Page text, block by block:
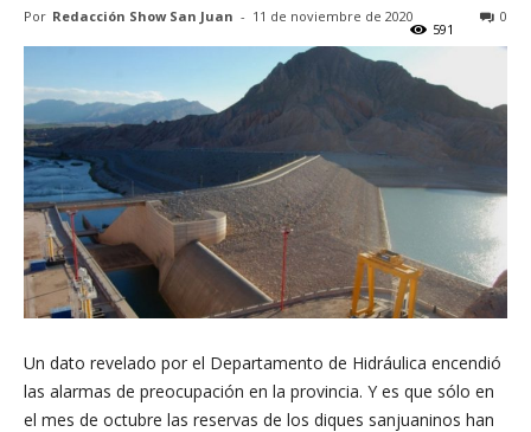
Por Redacción Show San Juan - 11 de noviembre de 2020 0
591
Un dato revelado por el Departamento de Hidráulica encendió
las alarmas de preocupación en la provincia. Y es que sólo en
el mes de octubre las reservas de los diques sanjuaninos han